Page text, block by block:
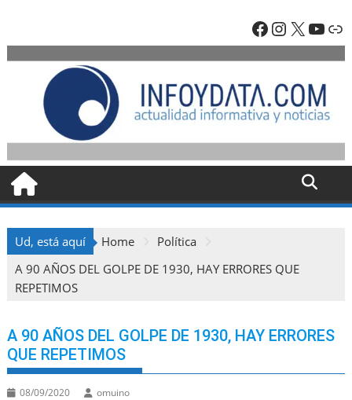
content
Facebook
X
Ud, está aquí Home
Política
A 90 AÑOS DEL GOLPE DE 1930, HAY ERRORES QUE
REPETIMOS
A 90 AÑOS DEL GOLPE DE 1930, HAY ERRORES
QUE REPETIMOS
08/09/2020 omuino